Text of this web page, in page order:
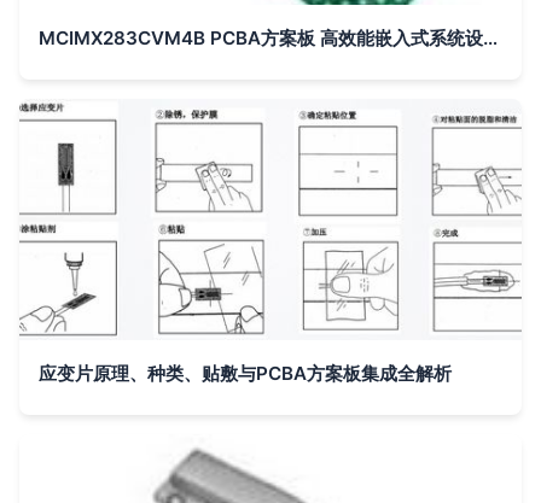
MCIMX283CVM4B PCBA方案板 高效能嵌入式系统设计核心
应变片原理、种类、贴敷与PCBA方案板集成全解析